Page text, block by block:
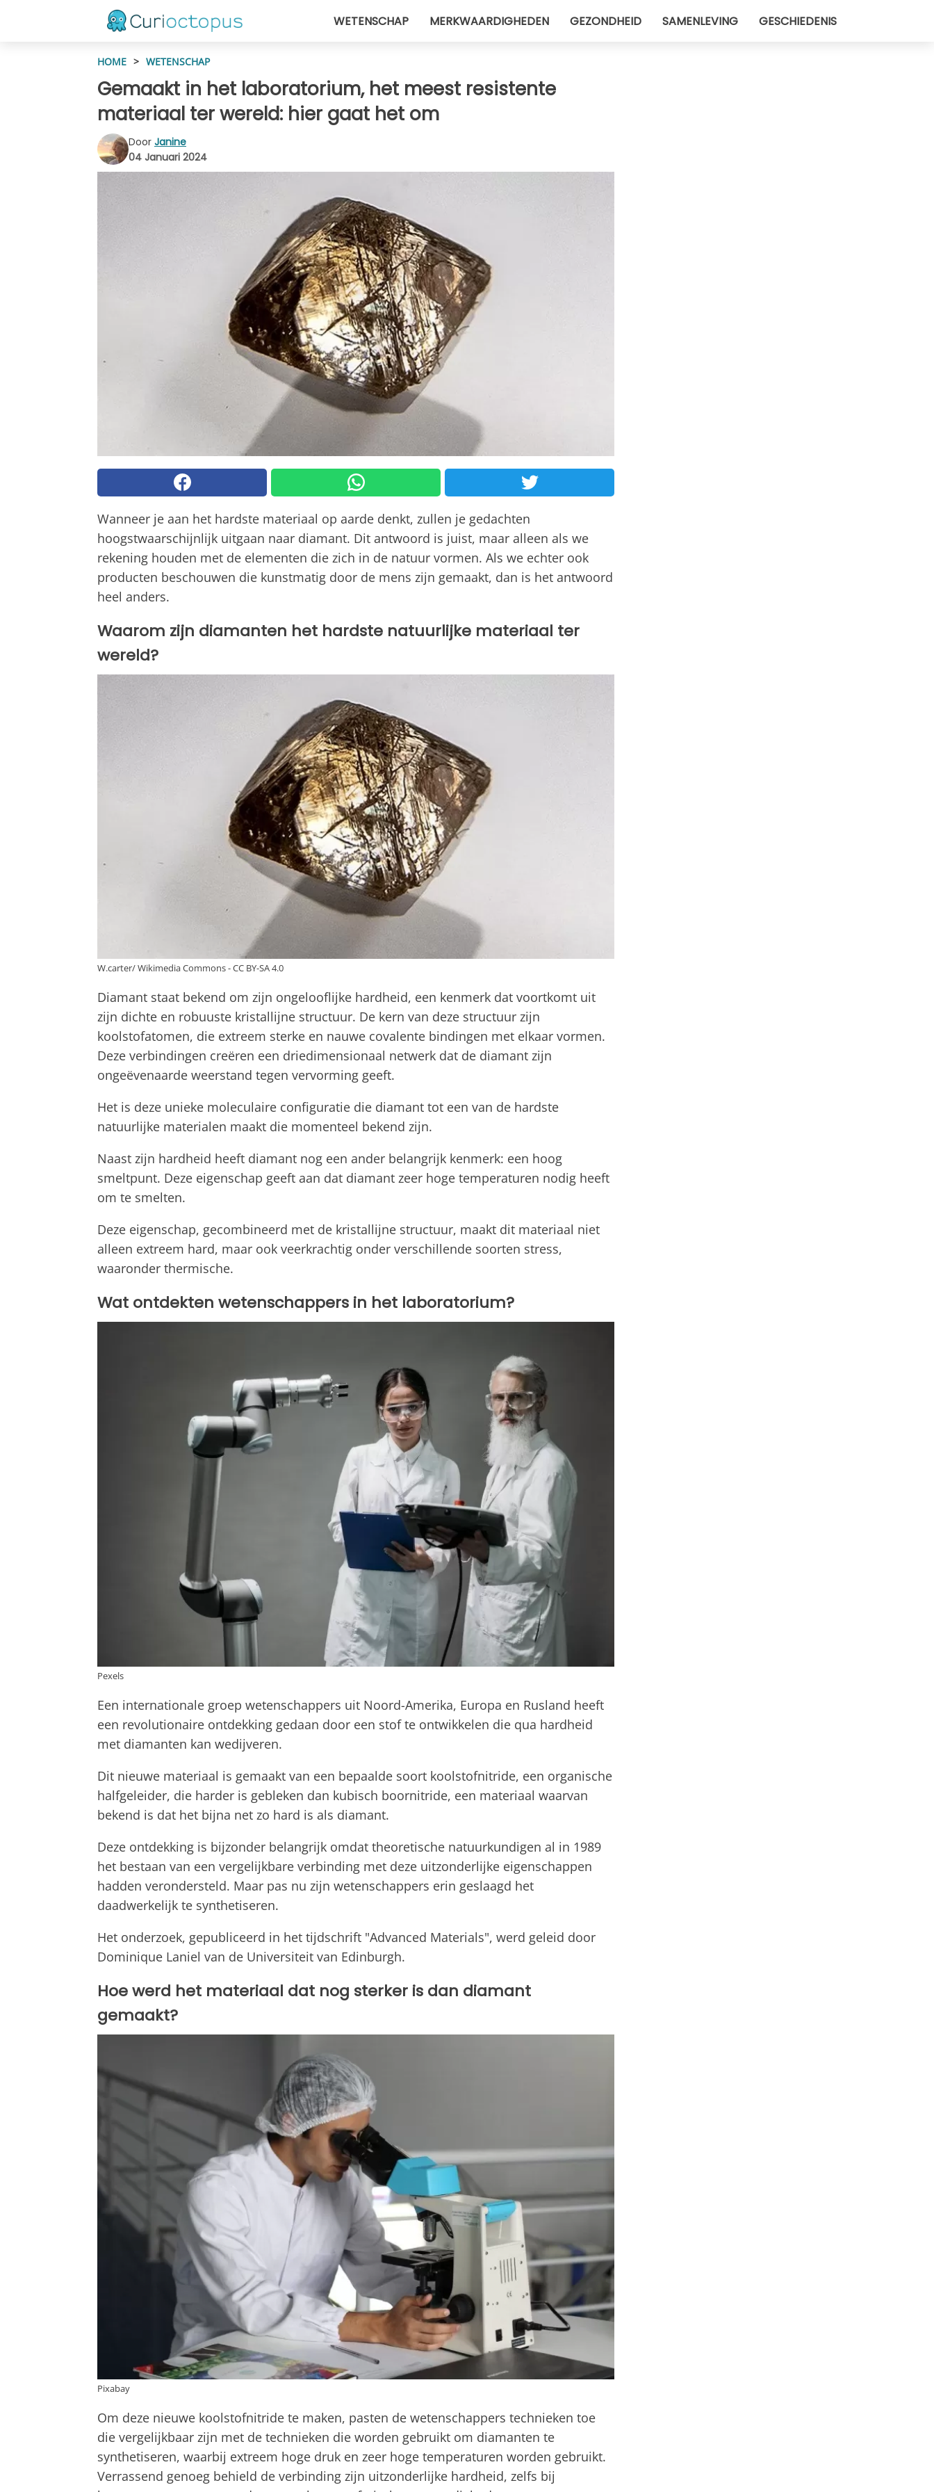
WETENSCHAP MERKWAARDIGHEDEN GEZONDHEID SAMENLEVING GESCHIEDENIS
HOME > WETENSCHAP
Gemaakt in het laboratorium, het meest resistente
materiaal ter wereld: hier gaat het om
Door Janine
04 Januari 2024
Wanneer je aan het hardste materiaal op aarde denkt, zullen je gedachten
hoogstwaarschijnlijk uitgaan naar diamant. Dit antwoord is juist, maar alleen als we
rekening houden met de elementen die zich in de natuur vormen. Als we echter ook
producten beschouwen die kunstmatig door de mens zijn gemaakt, dan is het antwoord
heel anders.
Waarom zijn diamanten het hardste natuurlijke materiaal ter
wereld?
W.carter/ Wikimedia Commons - CC BY-SA 4.0
Diamant staat bekend om zijn ongelooflijke hardheid, een kenmerk dat voortkomt uit
zijn dichte en robuuste kristallijne structuur. De kern van deze structuur zijn
koolstofatomen, die extreem sterke en nauwe covalente bindingen met elkaar vormen.
Deze verbindingen creëren een driedimensionaal netwerk dat de diamant zijn
ongeëvenaarde weerstand tegen vervorming geeft.
Het is deze unieke moleculaire configuratie die diamant tot een van de hardste
natuurlijke materialen maakt die momenteel bekend zijn.
Naast zijn hardheid heeft diamant nog een ander belangrijk kenmerk: een hoog
smeltpunt. Deze eigenschap geeft aan dat diamant zeer hoge temperaturen nodig heeft
om te smelten.
Deze eigenschap, gecombineerd met de kristallijne structuur, maakt dit materiaal niet
alleen extreem hard, maar ook veerkrachtig onder verschillende soorten stress,
waaronder thermische.
Wat ontdekten wetenschappers in het laboratorium?
Pexels
Een internationale groep wetenschappers uit Noord-Amerika, Europa en Rusland heeft
een revolutionaire ontdekking gedaan door een stof te ontwikkelen die qua hardheid
met diamanten kan wedijveren.
Dit nieuwe materiaal is gemaakt van een bepaalde soort koolstofnitride, een organische
halfgeleider, die harder is gebleken dan kubisch boornitride, een materiaal waarvan
bekend is dat het bijna net zo hard is als diamant.
Deze ontdekking is bijzonder belangrijk omdat theoretische natuurkundigen al in 1989
het bestaan ​​van een vergelijkbare verbinding met deze uitzonderlijke eigenschappen
hadden verondersteld. Maar pas nu zijn wetenschappers erin geslaagd het
daadwerkelijk te synthetiseren.
Het onderzoek, gepubliceerd in het tijdschrift "Advanced Materials", werd geleid door
Dominique Laniel van de Universiteit van Edinburgh.
Hoe werd het materiaal dat nog sterker is dan diamant
gemaakt?
Pixabay
Om deze nieuwe koolstofnitride te maken, pasten de wetenschappers technieken toe
die vergelijkbaar zijn met de technieken die worden gebruikt om diamanten te
synthetiseren, waarbij extreem hoge druk en zeer hoge temperaturen worden gebruikt.
Verrassend genoeg behield de verbinding zijn uitzonderlijke hardheid, zelfs bij